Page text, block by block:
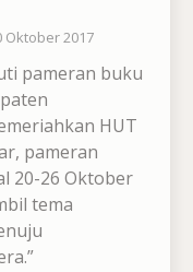
Oktober 2017
pameran buku
HUT
pameran
20-26 Oktober
tema